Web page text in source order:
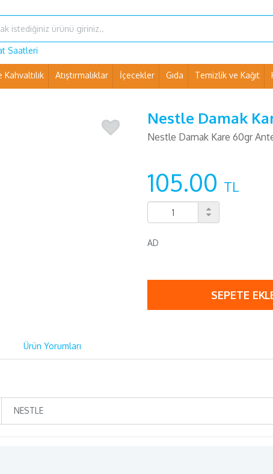
Saatleri
Kahvaltılık Atıştırmalıklar İçecekler Gıda Temizlik ve Kağıt
Nestle Damak
Nestle Damak Kare 60gr
105.00 TL
AD
SEPETE
Ürün Yorumları
NESTLE